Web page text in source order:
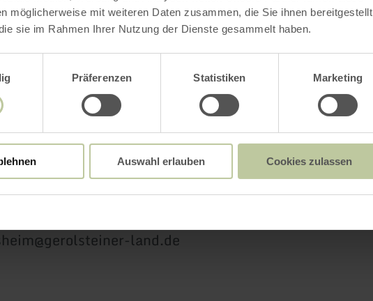
möglicherweise mit weiteren Daten zusammen, die Sie ihnen bereitgestellt
sie im Rahmen Ihrer Nutzung der Dienste gesammelt haben.
Präferenzen Statistiken Marketing
Auswahl erlauben Cookies zulassen
oder jetzt online buchen:Detektiv-Trail Hillesheim: Auf
des Wassers
Hillesheim
54576 Hillesheim
land.de